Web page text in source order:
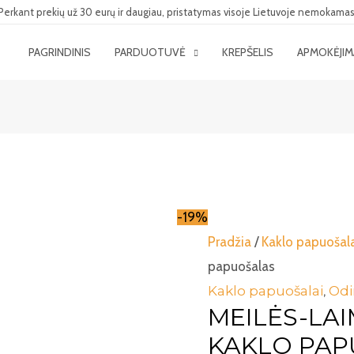
prekių už 30 eurų ir daugiau, pristatymas visoje Lietuvoje
PAGRINDINIS PARDUOTUVĖ KREPŠELIS
-19%
Pradžia/ Kaklo
papuošalas
Kaklo papuošalai,
MEILĖS-
KAKLO